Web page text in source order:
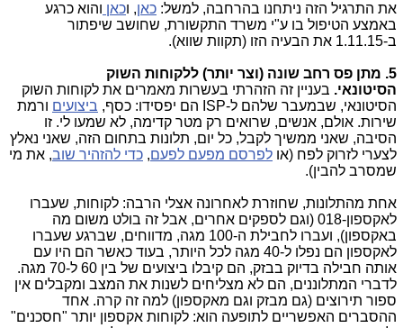
את התרגיל הזה ניתחנו בהרחבה, למשל: כאן, וכאן והוא כרגע
באמצע הטיפול בו ע"י משרד התקשורת, שחושב שיפתור
ב-1.11.15 את הבעיה הזו (תקוות שווא).
5. מתן פס רחב שונה (וצר יותר) ללקוחות השוק
הסיטונאי. בעניין זה הזהרתי בעשרות מאמרים את לקוחות השוק
הסיטונאי, שבמעבר שלהם ל-ISP הם יפסידו: כסף,
ביצועים ורמת
שירות. אולם, אנשים, שרואים רק מטר קדימה, לא שמעו לי. זו
הסיבה, שאני ממשיך לקבל, כל יום, תלונות בתחום הזה, שאני נאלץ
לצערי לזרוק לפח (או לפרסם מפעם לפעם, כדי להזהיר שוב, את מי
שמסרב להבין).
אחת מהתלונות, שחוזרת לאחרונה אצלי הרבה: לקוחות, שעברו
לאקספון-018 (וגם לספקים אחרים, אבל זה בולט משום מה
באקספון), ועברו לחבילת ה-100 מגה, מדווחים, שברגע שעברו
לאקספון הם נפלו ל-40 מגה לכל היותר, בעוד כאשר הם היו עם
אותה חבילה בדיוק בבזק, הם קיבלו ביצועים של בין 60 ל-70 מגה.
לדברי המתלוננים, הם לא מצליחים לשנות את המצב ומקבלים אין
ספור תירוצים (גם מבזק וגם מאקספון) למה זה קרה. אחד
ההסברים האפשריים לתופעה הוא: לקוחות אקספון יותר "חסכנים"